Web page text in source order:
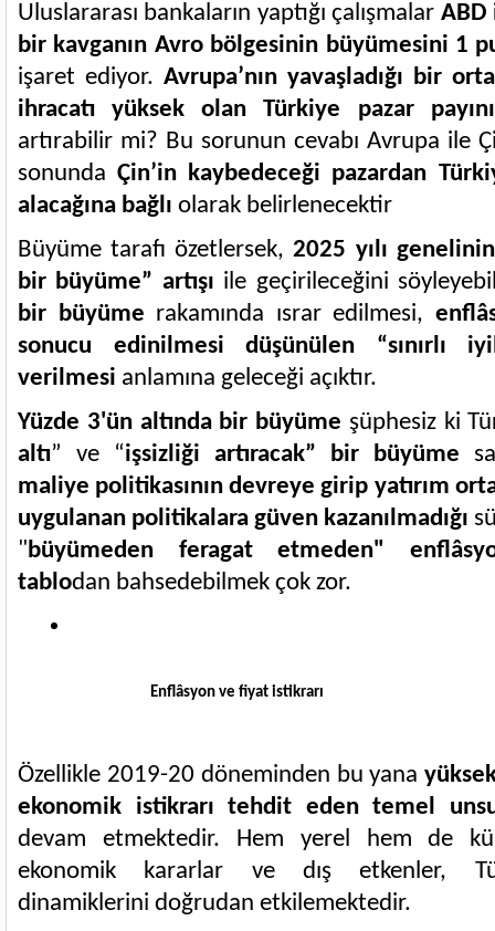
Uluslararası bankaların yaptığı çalışmalar ABD
bir kavganın Avro bölgesinin büyümesini 1
işaret ediyor. Avrupa’nın yavaşladığı bir
ihracatı yüksek olan Türkiye pazar
artırabilir mi? Bu sorunun cevabı Avrupa ile
sonundaÇin’in kaybedeceği pazardan
alacağına bağlı olarak belirlenecektir
Büyüme tarafı özetlersek,2025 yılı
bir büyüme” artışı ile geçirileceğini
bir büyüme rakamında ısrar edilmesi,
sonucu edinilmesi düşünülen “sınırlı
verilmesi anlamına geleceği açıktır.
Yüzde 3'ün altında bir büyüme şüphesiz ki
altı” ve “işsizliği artıracak” bir büyüme
maliye politikasının devreye girip yatırım
uygulanan politikalara güven kazanılmadığı
"büyümeden feragat etmeden"
tablodan bahsedebilmek çok zor.
Enflâsyon ve fiyat istikrarı
Özellikle 2019-20 döneminden bu yana
ekonomik istikrarı tehdit eden temel
devam etmektedir. Hem yerel hem de
ekonomik kararlar ve dış etkenler,
dinamiklerini doğrudan etkilemektedir.